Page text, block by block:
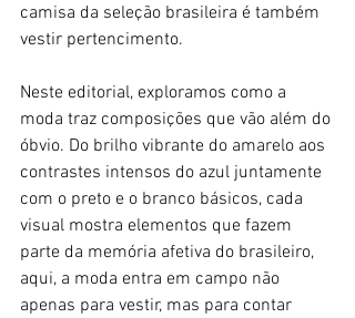
camisa da seleção brasileira é também
vestir pertencimento.
Neste editorial, exploramos como a
moda traz composições que vão além do
óbvio. Do brilho vibrante do amarelo aos
contrastes intensos do azul juntamente
com o preto e o branco básicos, cada
visual mostra elementos que fazem
parte da memória afetiva do brasileiro,
aqui, a moda entra em campo não
apenas para vestir, mas para contar